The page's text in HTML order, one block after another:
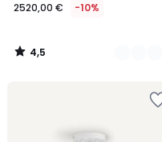
2520,00 € -10%
4,5
/